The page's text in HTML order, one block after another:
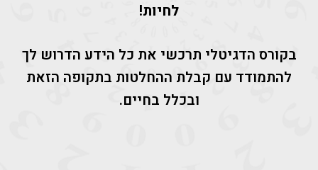
לחיות!
בקורס הדגיטלי תרכשי את כל הידע הדרוש לך
להתמודד עם קבלת ההחלטות בתקופה הזאת
ובכלל בחיים.